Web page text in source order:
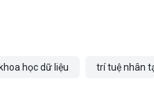
khoa học dữ liệu trí tuệ nhân